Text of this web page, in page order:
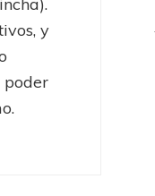
y
poder